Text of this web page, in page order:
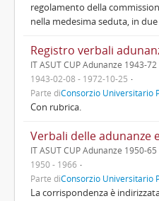
regolamento della
nella medesima seduta, in
IT ASUT CUP Adunanze 1943-72
1943-02-08 - 1972-10-25
Parte diConsorzio Universitario
Con rubrica.
Verbali delle adunanze
IT ASUT CUP Adunanze 1950-65
1950 - 1966
Parte diConsorzio Universitario
La corrispondenza è